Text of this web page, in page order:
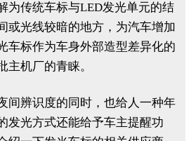
为传统车标与LED发光单元的结
或光线较暗的地方，为汽车增加
车标作为车身外部造型差异化的
主机厂的青睐。
间辨识度的同时，也给人一种年
发光方式还能给予车主提醒功